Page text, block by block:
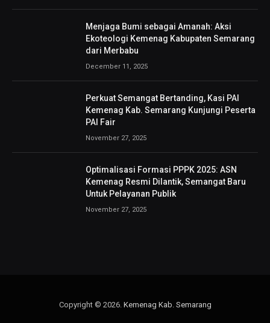
Menjaga Bumi sebagai Amanah: Aksi
Ekoteologi Kemenag Kabupaten Semarang
dari Merbabu
December 11, 2025
Perkuat Semangat Bertanding, Kasi PAI
Kemenag Kab. Semarang Kunjungi Peserta
PAI Fair
November 27, 2025
Optimalisasi Formasi PPPK 2025: ASN
Kemenag Resmi Dilantik, Semangat Baru
Untuk Pelayanan Publik
November 27, 2025
Copyright © 2026. Kemenag Kab. Semarang